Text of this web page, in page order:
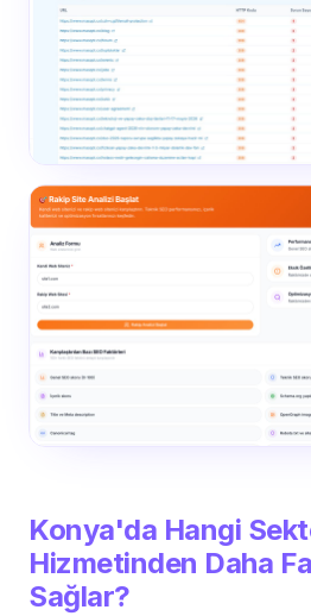
Konya'da Hangi
Hizmetinden Daha
Sağlar?